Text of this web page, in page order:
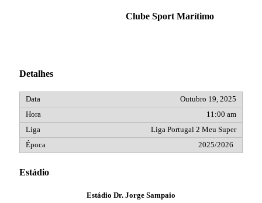
Clube Sport Marítimo
Detalhes
Outubro 19, 2025
11:00 am
Liga Portugal 2 Meu Super
2025/2026
Estádio
Estádio Dr. Jorge Sampaio